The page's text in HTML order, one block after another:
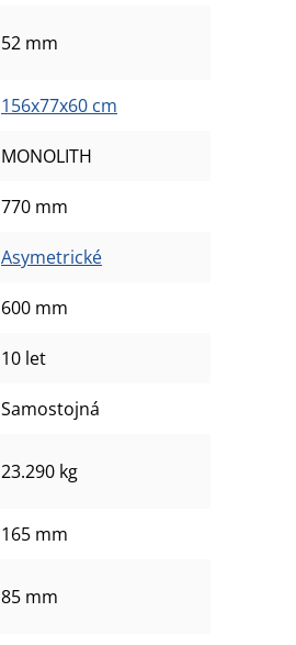
52 mm
156x77x60 cm
MONOLITH
770 mm
Asymetrické
600 mm
10 let
Samostojná
23.290 kg
165 mm
85 mm